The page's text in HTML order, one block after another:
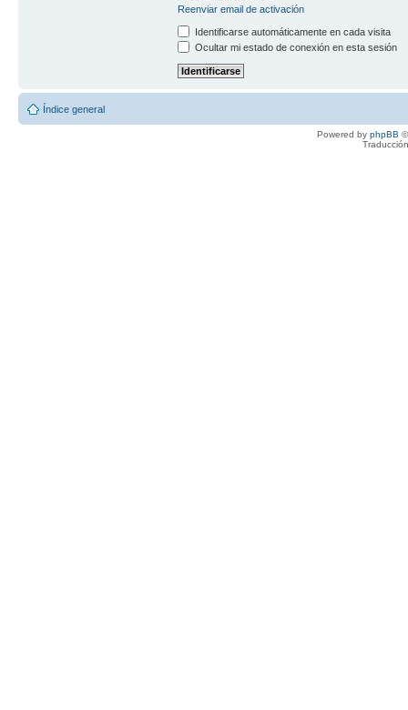
Reenviar email de activación
Identificarse automáticamente en cada visita
Ocultar mi estado de conexión en esta sesión
Índice general
Powered by phpBB